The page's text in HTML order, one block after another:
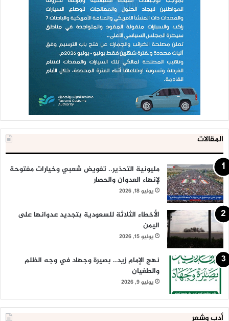
المقالات
مليونية التحذير.. تفويض شعبي وخيارات مفتوحة
لإنهاء العدوان والحصار
يوليو 18, 2026
الأخطاء الثلاثة للسعودية بتجديد عدوانها على
اليمن
يوليو 15, 2026
نهج الإمام زيد.. بصيرة وجهاد في وجه الظلم
والطغيان
يوليو 9, 2026
أدب وشعر